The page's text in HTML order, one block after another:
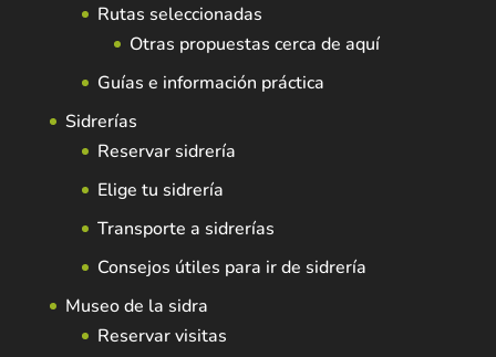
Rutas seleccionadas
Otras propuestas cerca de aquí
Guías e información práctica
Sidrerías
Reservar sidrería
Elige tu sidrería
Transporte a sidrerías
Consejos útiles para ir de sidrería
Museo de la sidra
Reservar visitas